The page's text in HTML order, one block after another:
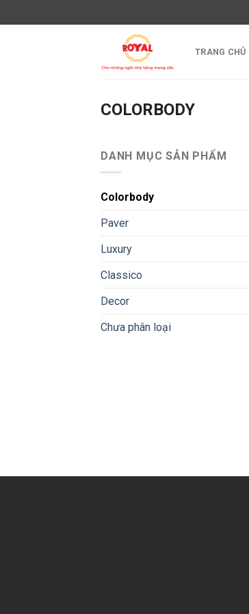
to
TRANG CHỦ
COLORBODY
DANH MỤC SẢN PHẨM
Colorbody
Paver
Luxury
Classico
Decor
Chưa phân loại